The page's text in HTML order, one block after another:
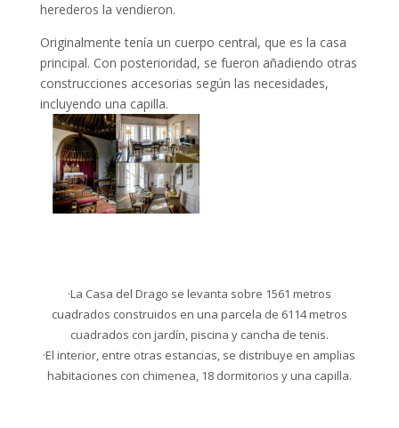
herederos la vendieron.
Originalmente tenía un cuerpo central, que es la casa
principal. Con posterioridad, se fueron añadiendo otras
construcciones accesorias según las necesidades,
incluyendo una capilla.
·La Casa del Drago se levanta sobre 1561 metros
cuadrados construidos en una parcela de 6114 metros
cuadrados con jardín, piscina y cancha de tenis.
·El interior, entre otras estancias, se distribuye en amplias
habitaciones con chimenea, 18 dormitorios y una capilla.